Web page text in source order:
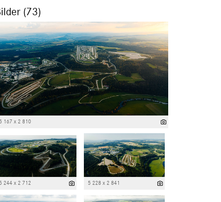
(73)
167 x 2 810
244 x 2 712 5 228 x 2 841